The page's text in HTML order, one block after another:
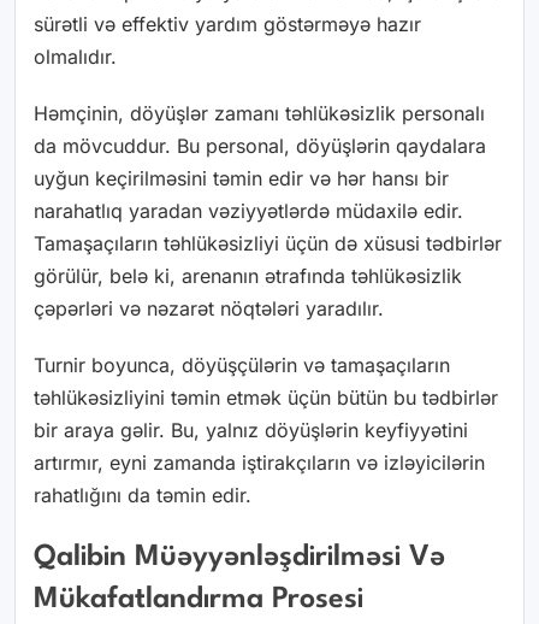
sürətli və effektiv yardım göstərməyə hazır
olmalıdır.
Həmçinin, döyüşlər zamanı təhlükəsizlik personalı
da mövcuddur. Bu personal, döyüşlərin qaydalara
uyğun keçirilməsini təmin edir və hər hansı bir
narahatlıq yaradan vəziyyətlərdə müdaxilə edir.
Tamaşaçıların təhlükəsizliyi üçün də xüsusi tədbirlər
görülür, belə ki, arenanın ətrafında təhlükəsizlik
çəpərləri və nəzarət nöqtələri yaradılır.
Turnir boyunca, döyüşçülərin və tamaşaçıların
təhlükəsizliyini təmin etmək üçün bütün bu tədbirlər
bir araya gəlir. Bu, yalnız döyüşlərin keyfiyyətini
artırmır, eyni zamanda iştirakçıların və izləyicilərin
rahatlığını da təmin edir.
Qalibin Müəyyənləşdirilməsi Və
Mükafatlandırma Prosesi